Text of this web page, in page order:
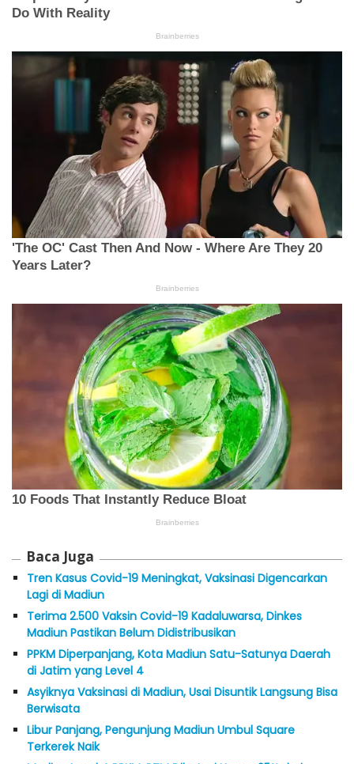
Baca Juga
Tren Kasus Covid-19 Meningkat, Vaksinasi Digencarkan
Lagi di Madiun
Terima 2.500 Vaksin Covid-19 Kadaluwarsa, Dinkes
Madiun Pastikan Belum Didistribusikan
PPKM Diperpanjang, Kota Madiun Satu-Satunya Daerah
di Jatim yang Level 4
Asyiknya Vaksinasi di Madiun, Usai Disuntik Langsung Bisa
Berwisata
Libur Panjang, Pengunjung Madiun Umbul Square
Terkerek Naik